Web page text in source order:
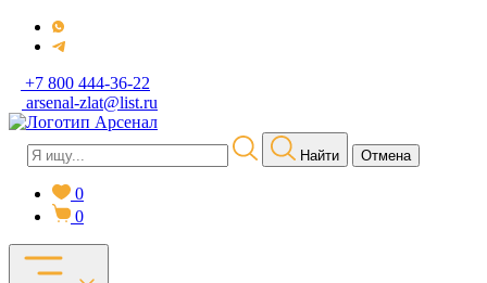
+7 800 444-36-22
arsenal-zlat@list.ru
Найти Отмена
0
0